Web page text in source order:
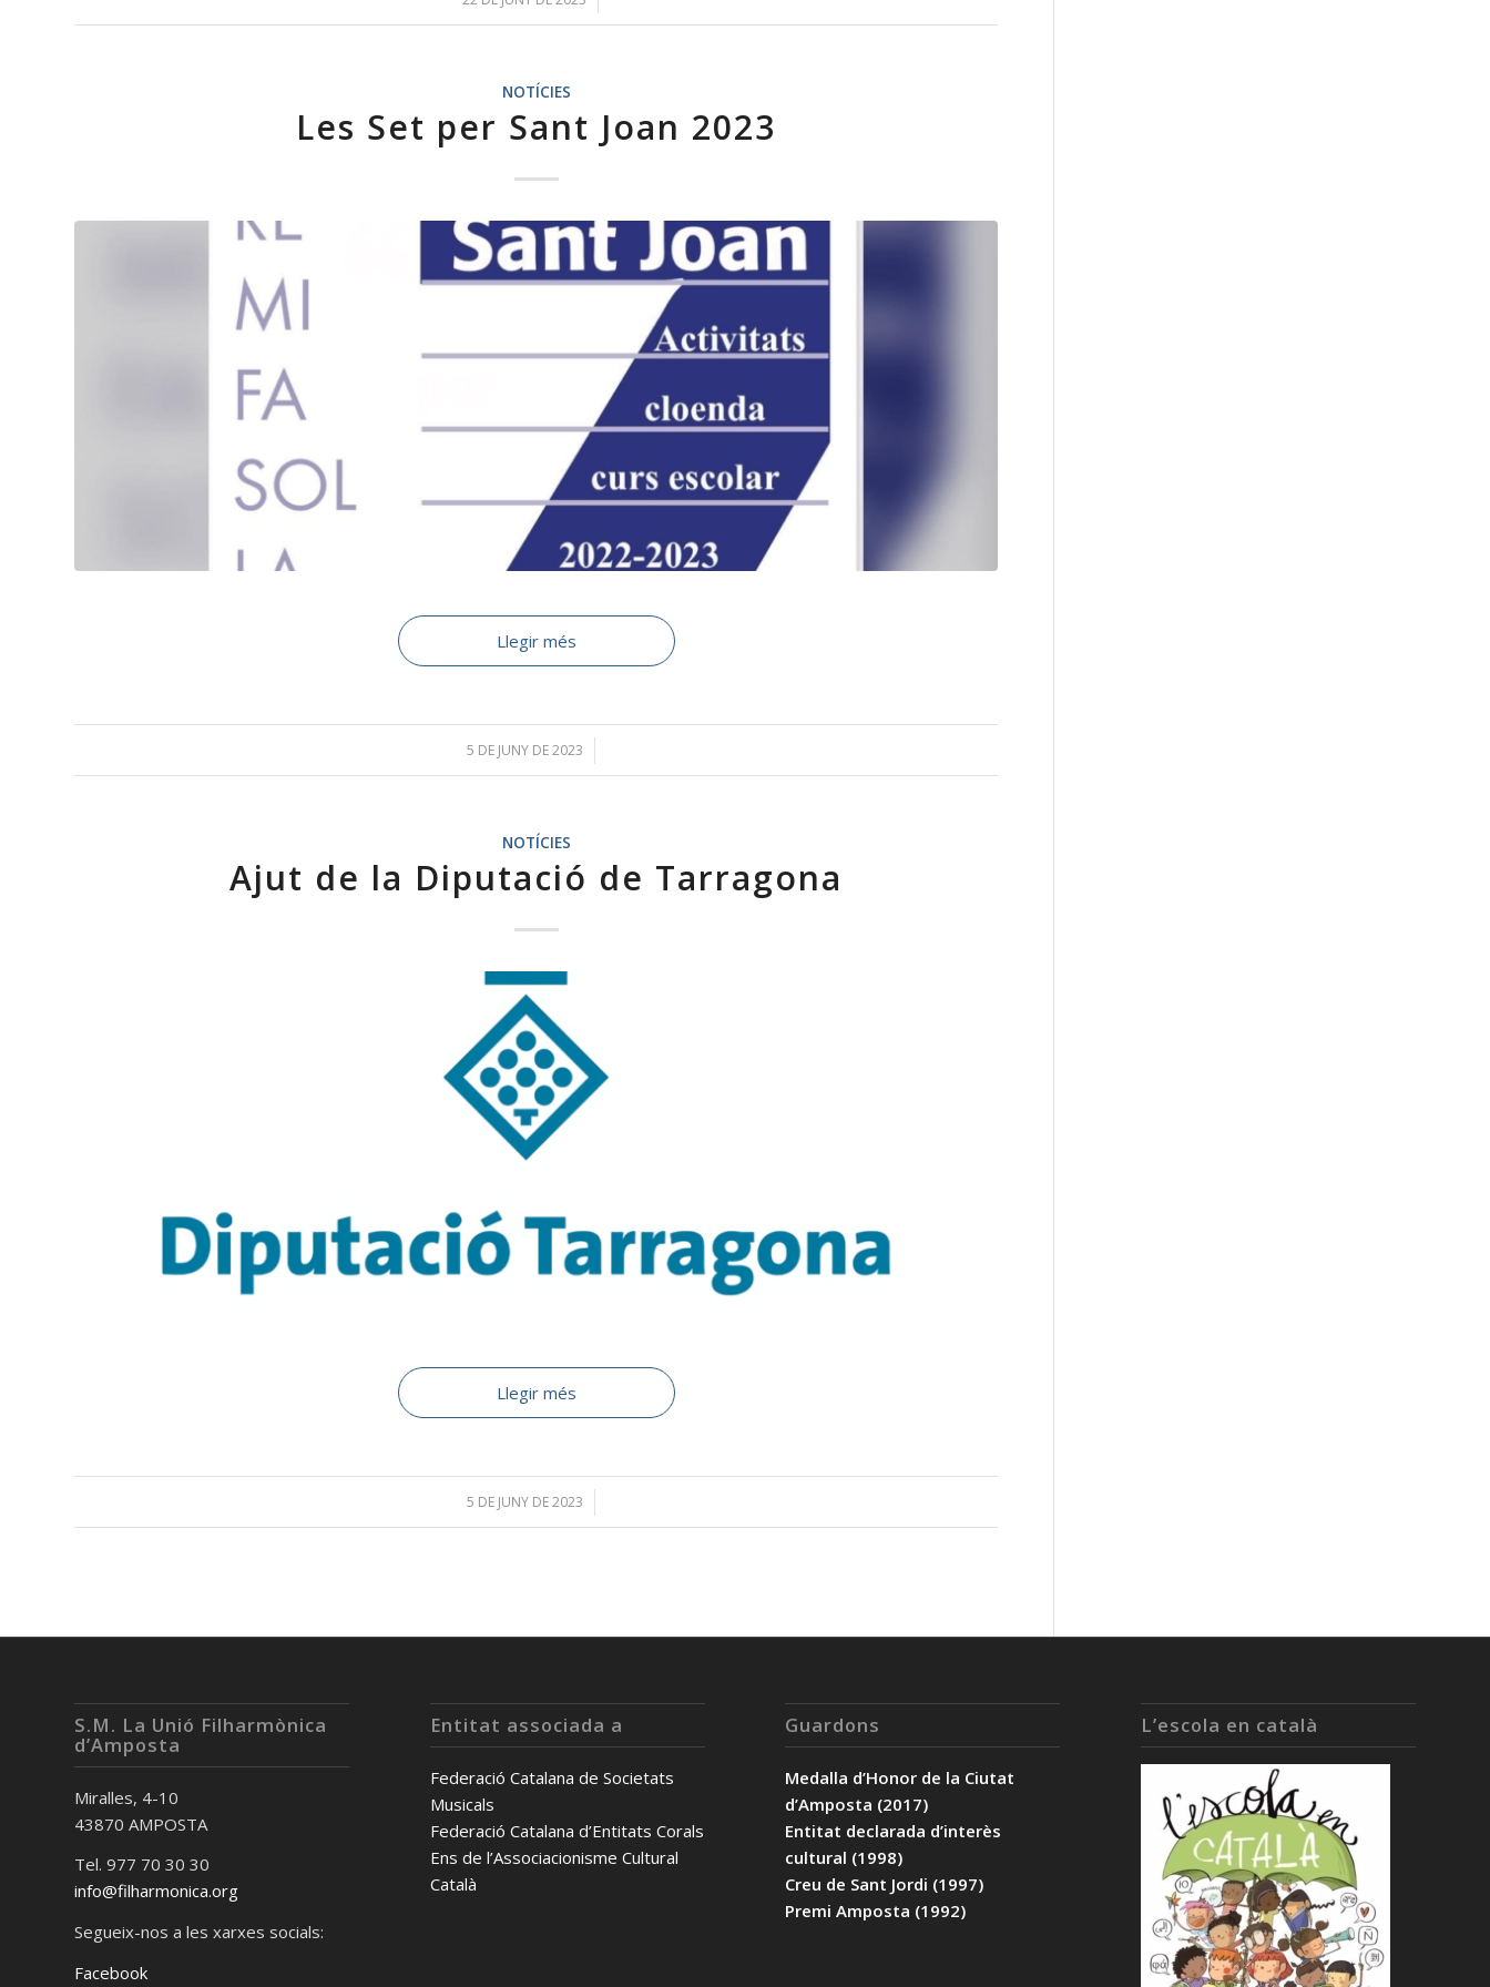
NOTÍCIES
Les Set per Sant Joan 2023
Llegir més
5 DE JUNY DE 2023
/
NOTÍCIES
Ajut de la Diputació de Tarragona
Llegir més
5 DE JUNY DE 2023
/
S.M. La Unió Filharmònica
d’Amposta
Miralles, 4-10
43870 AMPOSTA
Tel. 977 70 30 30
info@filharmonica.org
Segueix-nos a les xarxes socials:
Facebook
Entitat associada a
Federació Catalana de Societats
Musicals
Federació Catalana d’Entitats Corals
Ens de l’Associacionisme Cultural
Català
Guardons
Medalla d’Honor de la Ciutat
d’Amposta (2017)
Entitat declarada d’interès
cultural (1998)
Creu de Sant Jordi (1997)
Premi Amposta (1992)
L’escola en català